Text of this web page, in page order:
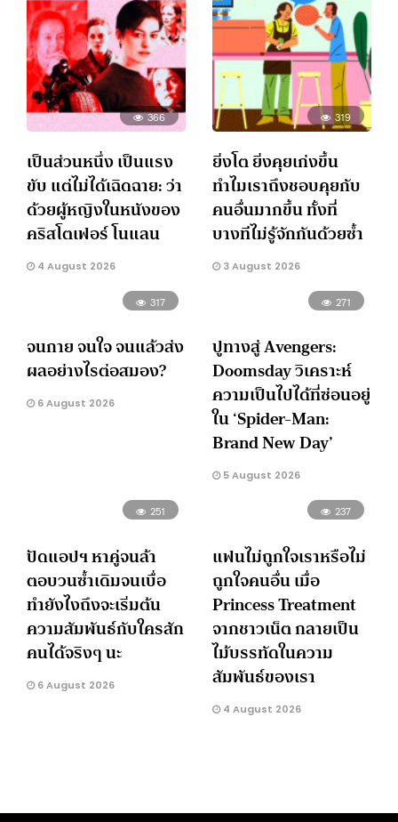
366
เป็นส่วนหนึ่ง เป็นแรง
ขับ แต่ไม่ได้เฉิดฉาย: ว่า
ด้วยผู้หญิงในหนังของ
คริสโตเฟอร์ โนแลน
4 August 2026
319
ยิ่งโต ยิ่งคุยเก่งขึ้น
ทำไมเราถึงชอบคุยกับ
คนอื่นมากขึ้น ทั้งที่
บางทีไม่รู้จักกันด้วยซ้ำ
3 August 2026
317
จนกาย จนใจ จนแล้วส่ง
ผลอย่างไรต่อสมอง?
6 August 2026
271
ปูทางสู่ Avengers:
Doomsday วิเคราะห์
ความเป็นไปได้ที่ซ่อนอยู่
ใน ‘Spider-Man:
Brand New Day’
5 August 2026
251
ปัดแอปฯ หาคู่จนล้า
ตอบวนซ้ำเดิมจนเบื่อ
ทำยังไงถึงจะเริ่มต้น
ความสัมพันธ์กับใครสัก
คนได้จริงๆ นะ
6 August 2026
237
แฟนไม่ถูกใจเราหรือไม่
ถูกใจคนอื่น เมื่อ
Princess Treatment
จากชาวเน็ต กลายเป็น
ไม้บรรทัดในความ
สัมพันธ์ของเรา
4 August 2026